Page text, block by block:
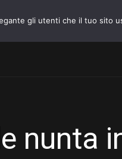
SERVICII
nunta
gli utenti che il tuo sito